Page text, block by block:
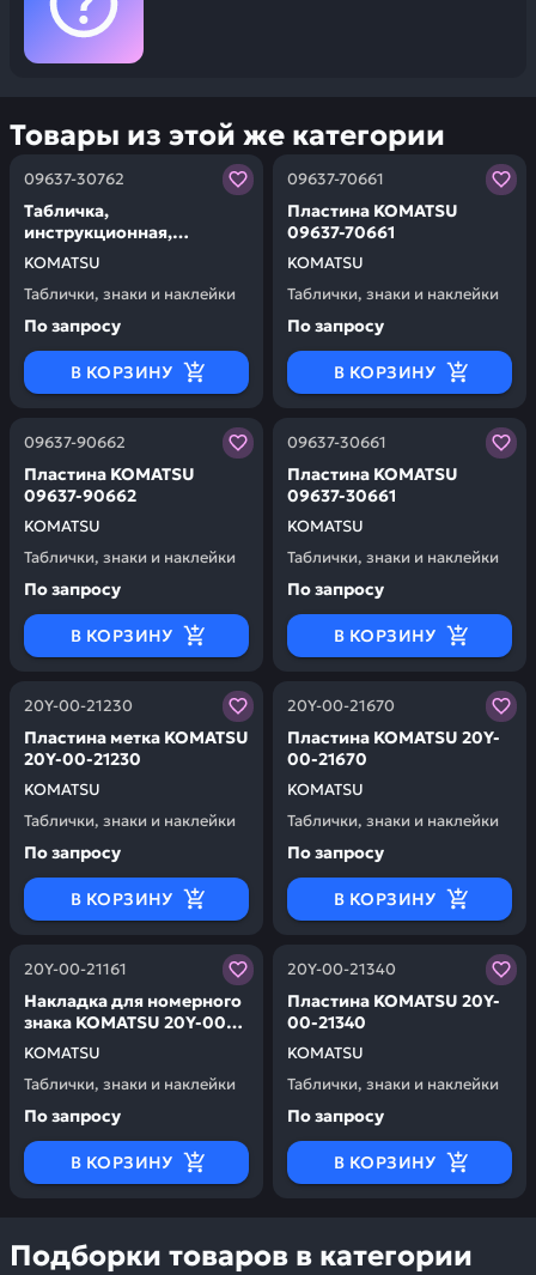
Товары из этой же категории
09637-30762
KOMATSU
Табличка,
инструкционная,
французская KOMATSU
09637-30762
Таблички, знаки и наклейки
Заказывая запчасти у нас, вы получаете гарантию
По запросу
В КОРЗИНУ
09637-70661
KOMATSU
Пластина KOMATSU
09637-70661
Таблички, знаки и наклейки
Заказывая запчасти у
По запросу
В КОРЗИНУ
09637-90662
KOMATSU
Пластина KOMATSU
09637-90662
Таблички, знаки и наклейки
Заказывая запчасти у нас, вы получаете гарантию
По запросу
В КОРЗИНУ
09637-30661
KOMATSU
Пластина KOMATSU
09637-30661
Таблички, знаки и наклейки
Заказывая запчасти у
По запросу
В КОРЗИНУ
20Y-00-21230
KOMATSU
Пластина метка KOMATSU
20Y-00-21230
Таблички, знаки и наклейки
Заказывая запчасти у нас, вы получаете гарантию
По запросу
В КОРЗИНУ
20Y-00-21670
KOMATSU
Пластина KOMATSU 20Y-
00-21670
Таблички, знаки и наклейки
Заказывая запчасти у
По запросу
В КОРЗИНУ
20Y-00-21161
KOMATSU
Накладка для номерного
знака KOMATSU 20Y-00-
21161
Таблички, знаки и наклейки
Заказывая запчасти у нас, вы получаете гарантию
По запросу
В КОРЗИНУ
20Y-00-21340
KOMATSU
Пластина KOMATSU 20Y-
00-21340
Таблички, знаки и наклейки
Заказывая запчасти у
По запросу
В КОРЗИНУ
Подборки товаров в категории